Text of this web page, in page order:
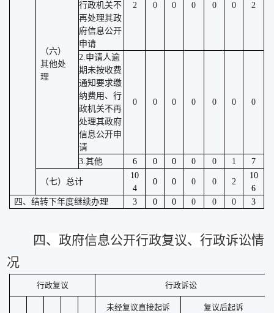
（六）
其他处
理
行政机关不
再处理其政
府信息公开
申请
2 0 0 0 0 0 2
2.申请人逾
期未按收费
通知要求缴
纳费用、行
政机关不再
处理其政府
信息公开申
请
0 0 0 0 0 0 0
3.其他 6 0 0 0 0 1 7
（七）总计
10
4
0 0 0 0 2
10
6
四、结转下年度继续办理
3 0 0 0 0 0 3
四、政府信息公开行政复议、行政诉讼情
况
行政复议 行政诉讼
未经复议直接起诉 复议后起诉